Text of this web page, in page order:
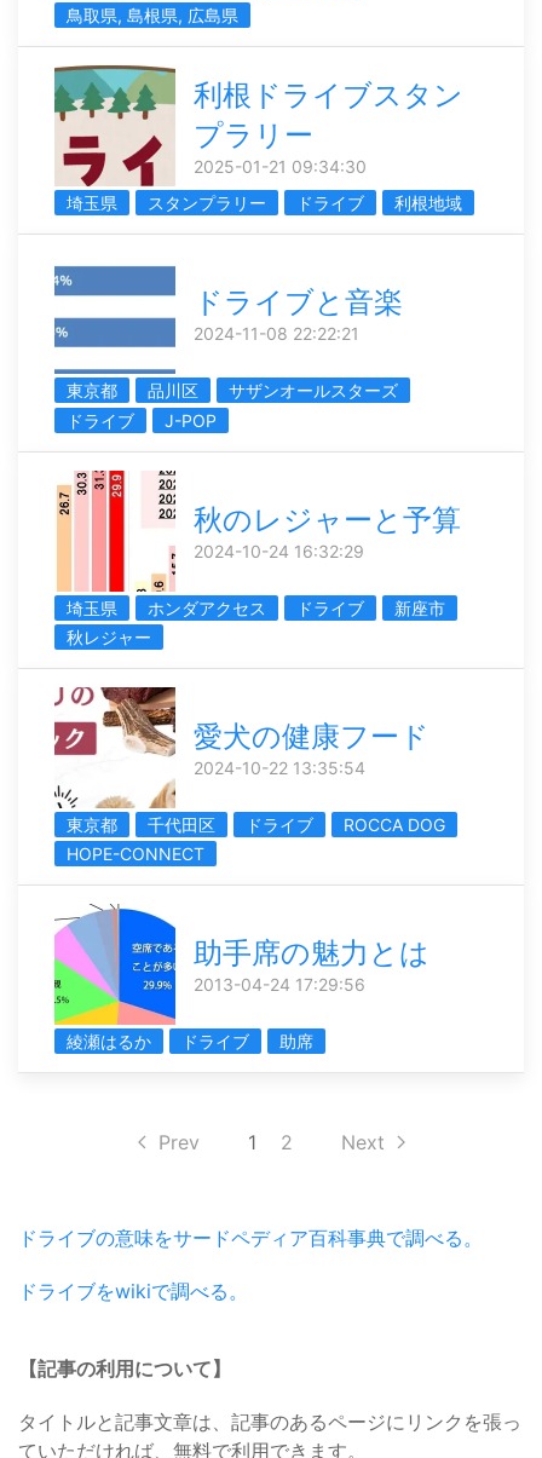
鳥取県, 島根県, 広島県
利根ドライブスタン
プラリー
2025-01-21 09:34:30
埼玉県
スタンプラリー ドライブ 利根地域
ドライブと音楽
2024-11-08 22:22:21
東京都 品川区
サザンオールスターズ
ドライブ
J-POP
秋のレジャーと予算
2024-10-24 16:32:29
埼玉県 ホンダアクセス ドライブ
新座市
秋レジャー
愛犬の健康フード
2024-10-22 13:35:54
東京都 千代田区 ドライブ
ROCCA DOG
HOPE-CONNECT
助手席の魅力とは
2013-04-24 17:29:56
綾瀬はるか ドライブ 助席
Prev 1 2 Next
ドライブの意味をサードペディア百科事典で調べる。
ドライブをwikiで調べる。
【記事の利用について】
タイトルと記事文章は、記事のあるページにリンクを張っ
ていただければ、無料で利用できます。